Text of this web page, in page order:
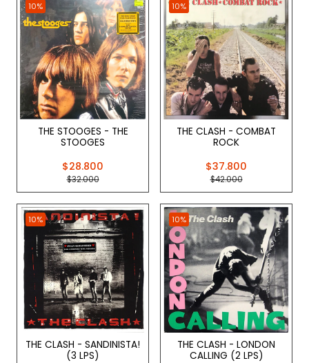
10%
THE STOOGES - THE
STOOGES
$28.800
$32.000
10%
THE CLASH - COMBAT
ROCK
$37.800
$42.000
10%
THE CLASH - SANDINISTA!
(3 LPS)
10%
THE CLASH - LONDON
CALLING (2 LPS)